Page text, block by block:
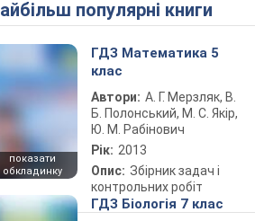
Найбільш популярні книги
показати
обкладинку
ГДЗ Математика 5
клас
Автори: А. Г. Мерзляк, В.
Б. Полонський, М. С. Якір,
Ю. М. Рабінович
Рік: 2013
Опис: Збірник задач і
контрольних робіт
ГДЗ Біологія 7 клас